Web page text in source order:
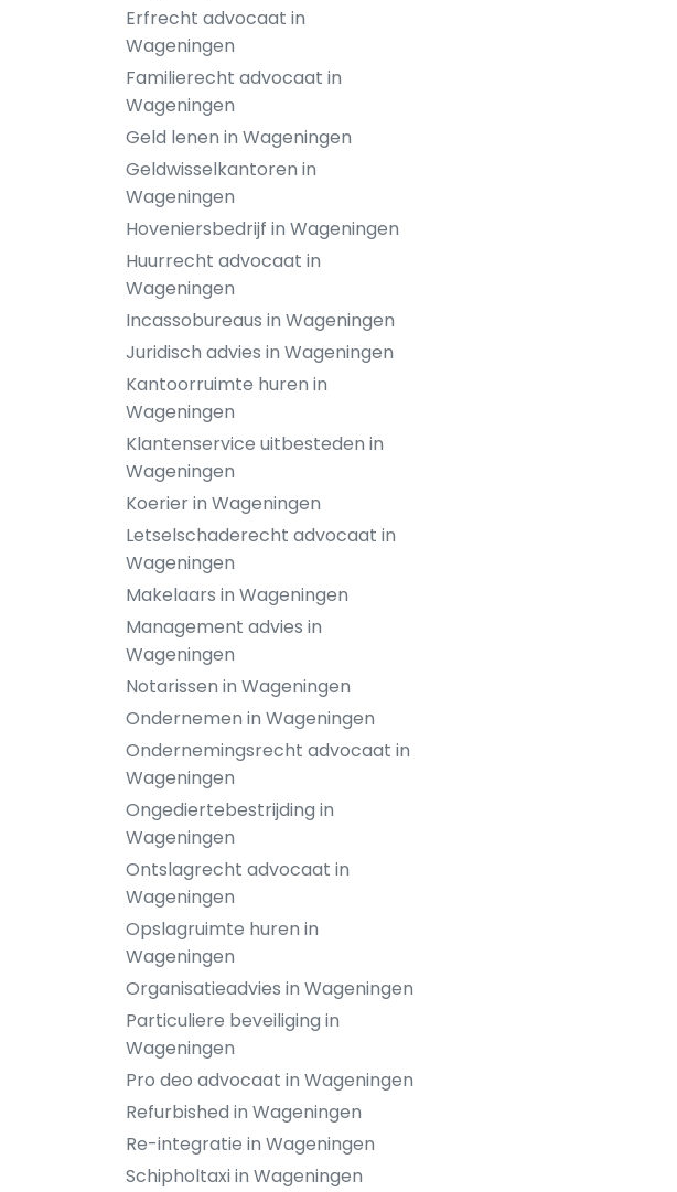
Erfrecht advocaat in
Wageningen
Familierecht advocaat in
Wageningen
Geld lenen in Wageningen
Geldwisselkantoren in
Wageningen
Hoveniersbedrijf in Wageningen
Huurrecht advocaat in
Wageningen
Incassobureaus in Wageningen
Juridisch advies in Wageningen
Kantoorruimte huren in
Wageningen
Klantenservice uitbesteden in
Wageningen
Koerier in Wageningen
Letselschaderecht advocaat in
Wageningen
Makelaars in Wageningen
Management advies in
Wageningen
Notarissen in Wageningen
Ondernemen in Wageningen
Ondernemingsrecht advocaat in
Wageningen
Ongediertebestrijding in
Wageningen
Ontslagrecht advocaat in
Wageningen
Opslagruimte huren in
Wageningen
Organisatieadvies in Wageningen
Particuliere beveiliging in
Wageningen
Pro deo advocaat in Wageningen
Refurbished in Wageningen
Re-integratie in Wageningen
Schipholtaxi in Wageningen